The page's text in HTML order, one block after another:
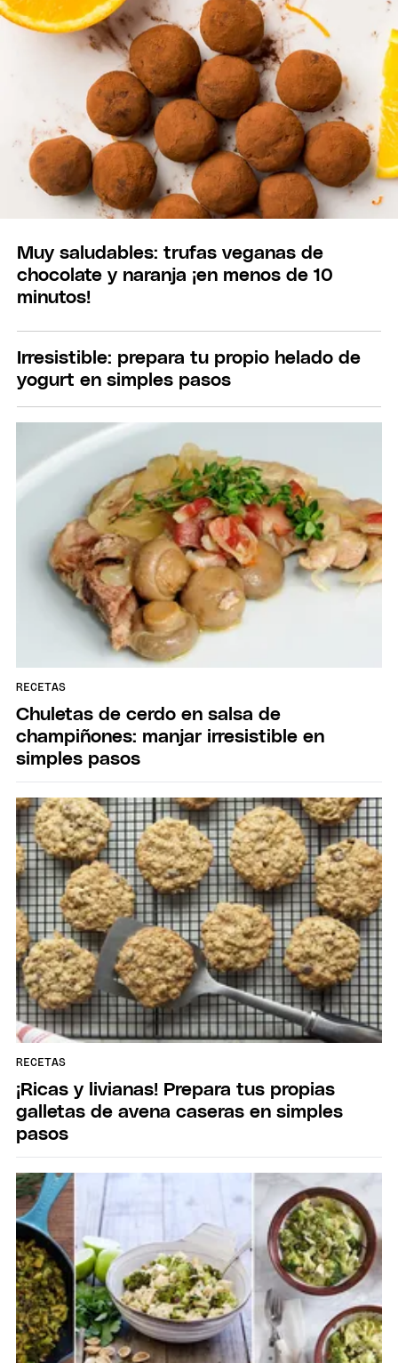
Muy saludables: trufas veganas de
chocolate y naranja ¡en menos de 10
minutos!
Irresistible: prepara tu propio helado de
yogurt en simples pasos
RECETAS
Chuletas de cerdo en salsa de
champiñones: manjar irresistible en
simples pasos
RECETAS
¡Ricas y livianas! Prepara tus propias
galletas de avena caseras en simples
pasos